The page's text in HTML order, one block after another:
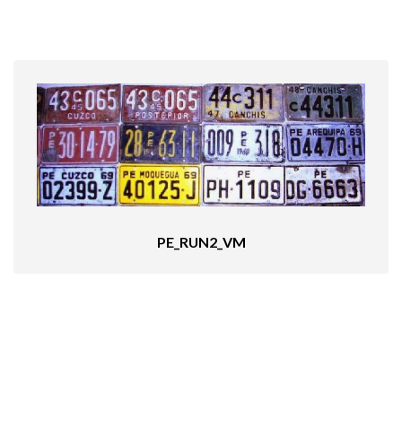
PE_RUN2_VM